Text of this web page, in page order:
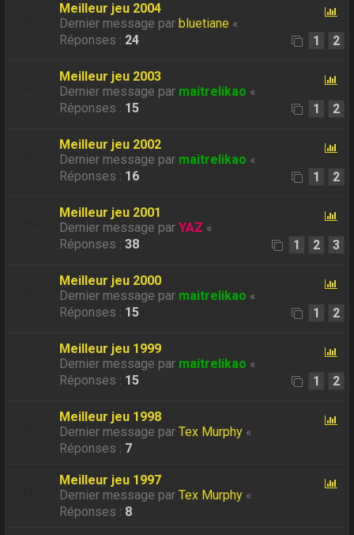
Meilleur jeu 2004
Dernier message par bluetiane «
Réponses : 24 1 2
Meilleur jeu 2003
Dernier message par maitrelikao «
Réponses : 15 1 2
Meilleur jeu 2002
Dernier message par maitrelikao «
Réponses : 16 1 2
Meilleur jeu 2001
Dernier message parYAZ «
Réponses :38 1 2 3
Meilleur jeu 2000
Dernier message par maitrelikao «
Réponses : 15 1 2
Meilleur jeu 1999
Dernier message par maitrelikao «
Réponses : 15 1 2
Meilleur jeu 1998
Dernier message parTex Murphy «
Réponses : 7
Meilleur jeu 1997
Dernier message parTex Murphy «
Réponses : 8